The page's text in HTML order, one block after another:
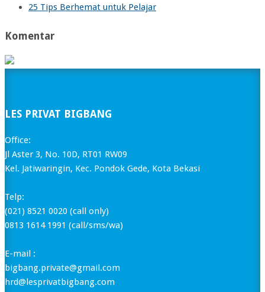
25 Tips Berhemat untuk Pelajar
Komentar
LES PRIVAT BIGBANG
Office:
Jl Aster 3, No. 10D, RT01 RW09
Kel. Jatiwaringin, Kec. Pondok Gede, Kota Bekasi
Telp:
(021) 8521 0020 (call only)
0813 1614 1991 (call/sms/wa)
E-mail :
bigbang.private@gmail.com
hrd@lesprivatbigbang.com